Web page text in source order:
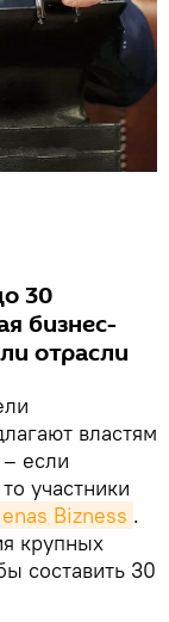
30
бизнес-
отрасли
властям
если
участники
Bizness .
крупных
составить 30